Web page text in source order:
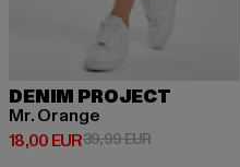
DENIM PROJECT
Mr. Orange
18,00 EUR
Derzeitiger Preis: 18,00 EUR
39,99 EURAktionspreis: